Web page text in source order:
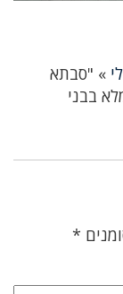
» "סבתא
בבני
*